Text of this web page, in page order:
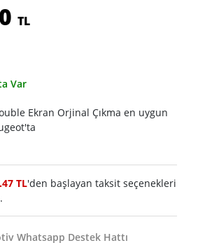
TL
Var
Ekran Orjinal Çıkma en uygun
TL'den başlayan taksit seçenekleri
Whatsapp Destek Hattı